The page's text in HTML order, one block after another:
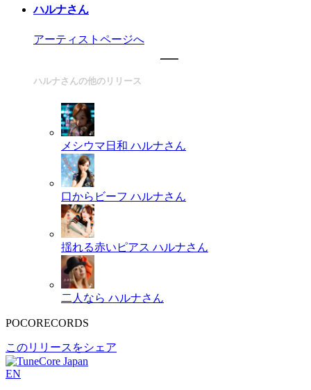
ハルナさん
アーティストページへ
ハルナさんの他のリリース
メシウマ日和 ハルナさん
口からビーフ ハルナさん
揺れる赤いピアス ハルナさん
二人なら ハルナさん
POCORECORDS
このリリースをシェア
EN